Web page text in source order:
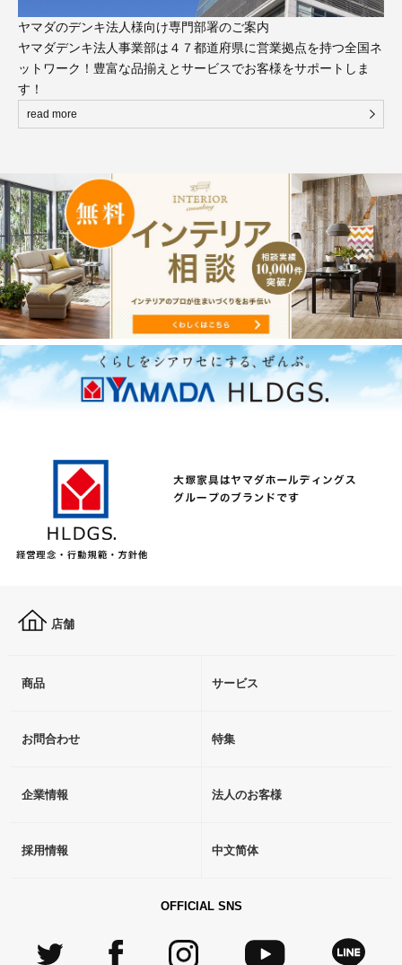
ヤマダのデンキ法人様向け専門部署のご案内
ヤマダデンキ法人事業部は４７都道府県に営業拠点を持つ全国ネ
ットワーク！豊富な品揃えとサービスでお客様をサポートしま
す！
read more
店舗
商品 サービス
お問合わせ 特集
企業情報 法人のお客様
採用情報 中文简体
OFFICIAL SNS